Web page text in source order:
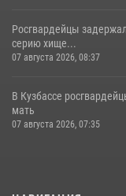
Росгвардейцы
серию хище...
07 августа 2026, 08:37
В Кузбассе
мать
07 августа 2026, 07:35